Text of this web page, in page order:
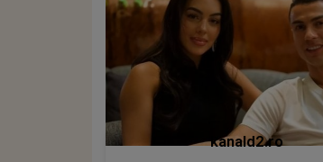
kanald2.ro